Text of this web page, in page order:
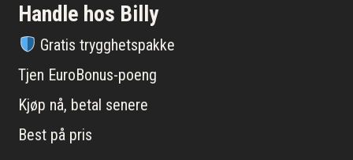
Handle hos Billy
Gratis trygghetspakke
Tjen EuroBonus-poeng
Kjøp nå, betal senere
Best på pris